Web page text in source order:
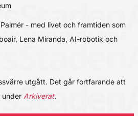
- med livet och framtiden som
Lena Miranda, AI-robotik och
utgått. Det går fortfarande att
under Arkiverat.